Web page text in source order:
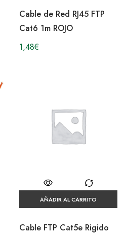
Cable de Red RJ45 FTP
Cat6 1m ROJO
1,48€
AÑADIR AL CARRITO
Cable FTP Cat5e Rigido